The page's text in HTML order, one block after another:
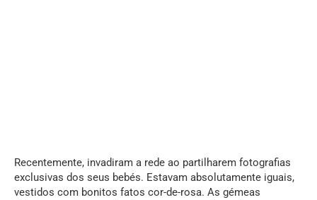
Recentemente, invadiram a rede ao partilharem fotografias
exclusivas dos seus bebés. Estavam absolutamente iguais,
vestidos com bonitos fatos cor-de-rosa. As gémeas